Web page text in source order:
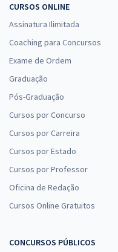
CURSOS ONLINE
Assinatura Ilimitada
Coaching para Concursos
Exame de Ordem
Graduação
Pós-Graduação
Cursos por Concurso
Cursos por Carreira
Cursos por Estado
Cursos por Professor
Oficina de Redação
Cursos Online Gratuitos
CONCURSOS PÚBLICOS